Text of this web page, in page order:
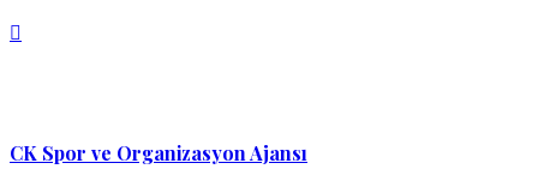
CK Spor ve Organizasyon Ajansı